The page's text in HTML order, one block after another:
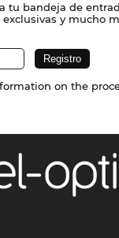
tu bandeja de
y mucho
on the